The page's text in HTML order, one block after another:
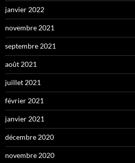
janvier 2022
novembre 2021
septembre 2021
août 2021
juillet 2021
février 2021
janvier 2021
décembre 2020
novembre 2020